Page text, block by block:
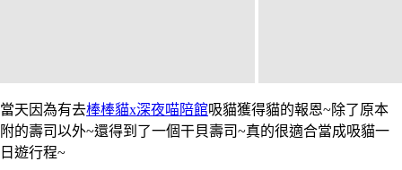
當天因為有去棒棒貓x深夜喵陪館吸貓獲得貓的報恩~除了原本
附的壽司以外~還得到了一個干貝壽司~真的很適合當成吸貓一
日遊行程~